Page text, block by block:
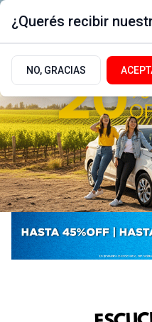
¿Querés recibir
NO, GRACIAS